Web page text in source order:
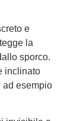
e
la
sporco.
inclinato
ad esempio